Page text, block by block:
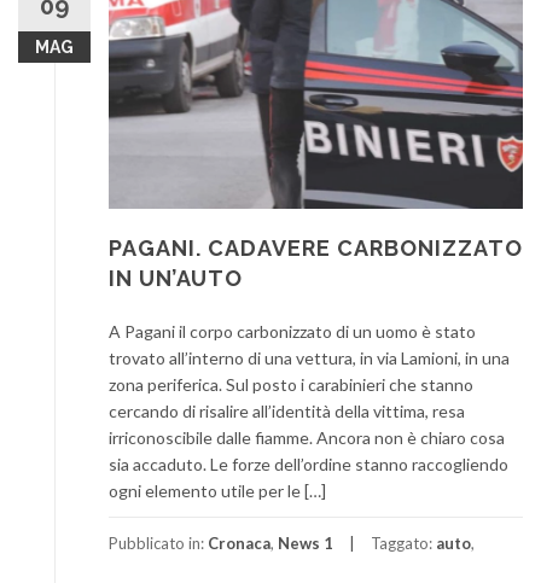
MAG
PAGANI. CADAVERE CARBONIZZATO
IN UN’AUTO
A Pagani il corpo carbonizzato di un uomo è stato
trovato all’interno di una vettura, in via Lamioni, in una
zona periferica. Sul posto i carabinieri che stanno
cercando di risalire all’identità della vittima, resa
irriconoscibile dalle fiamme. Ancora non è chiaro cosa
sia accaduto. Le forze dell’ordine stanno raccogliendo
ogni elemento utile per le […]
Pubblicato in: Cronaca, News 1 Taggato: auto,